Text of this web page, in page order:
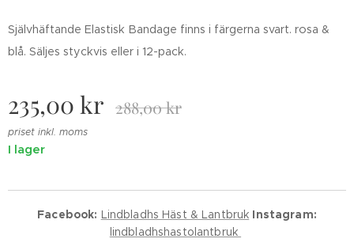
Självhäftande Elastisk Bandage finns i färgerna svart. rosa &
blå. Säljes styckvis eller i 12-pack.
235,00 kr 288,00kr
priset inkl. moms
I lager
Facebook: Lindbladhs Häst & Lantbruk Instagram:
lindbladhshastolantbruk